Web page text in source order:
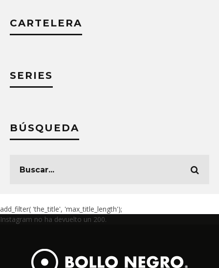
CARTELERA
SERIES
BÚSQUEDA
add_filter( 'the_title', 'max_title_length');
Instagram no ha devuelto un 200.